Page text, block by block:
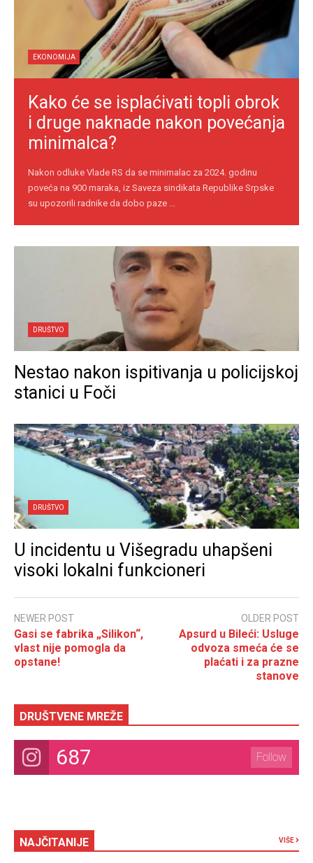
EKONOMIJA
Kako će se isplaćivati topli obrok
i druge naknade nakon povećanja
minimalca?
Nakon odluke Vlade RS da se minimalac za 2024. godinu
poveća na 900 maraka, iz Saveza sindikata Republike Srpske
su upozorili radnike da dobo paze ...
DRUŠTVO
Nestao nakon ispitivanja u policijskoj
stanici u Foči
DRUŠTVO
U incidentu u Višegradu uhapšeni
visoki lokalni funkcioneri
NEWER POST
Gasi se fabrika „Silikon“,
vlast nije pomogla da
opstane!
OLDER POST
Apsurd u Bileći: Usluge
odvoza smeća će se
plaćati i za prazne
stanove
DRUŠTVENE MREŽE
687 Follow
NAJČITANIJE VIŠE